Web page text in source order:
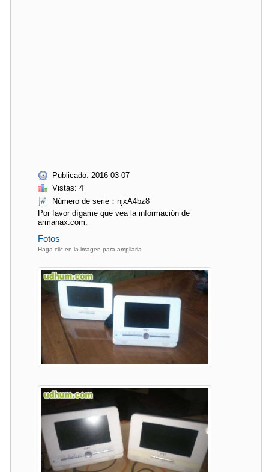
Publicado: 2016-03-07
Vistas: 4
Número de serie：njxA4bz8
Por favor dígame que vea la información de
armanax.com.
Fotos
Haga clic en la imagen para ampliarla